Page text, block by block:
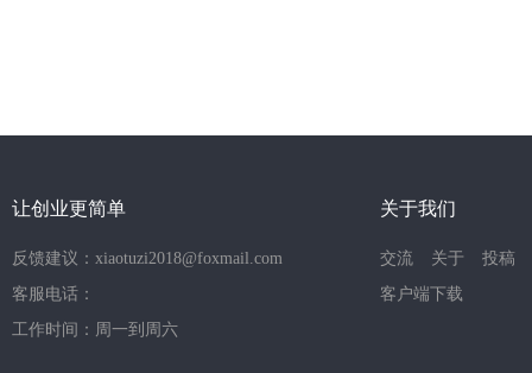
让创业更简单
反馈建议：xiaotuzi2018@foxmail.com
客服电话：
工作时间：周一到周六
关于我们
交流 关于
投稿
客户端下载